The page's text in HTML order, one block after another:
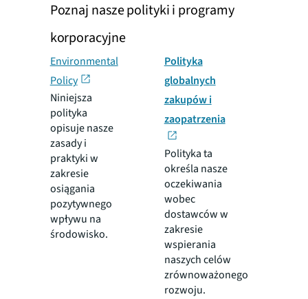
Poznaj nasze polityki i programy
korporacyjne
Environmental
Policy
Niniejsza
polityka
opisuje nasze
zasady i
praktyki w
zakresie
osiągania
pozytywnego
wpływu na
środowisko.
Polityka
globalnych
zakupów i
zaopatrzenia
Polityka ta
określa nasze
oczekiwania
wobec
dostawców w
zakresie
wspierania
naszych celów
zrównoważonego
rozwoju.